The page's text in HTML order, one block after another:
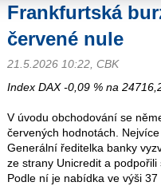
Frankfurtská
červené nule
21.5.2026 10:22, CBK
Index DAX -0,09 % na
V úvodu obchodování se
červených hodnotách.
Generální ředitelka banky
ze strany Unicredit a
Podle ní je nabídka ve výši